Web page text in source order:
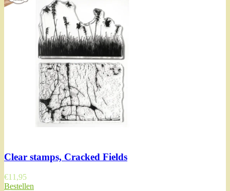
Clear stamps, Cracked Fields
€11,95
Bestellen